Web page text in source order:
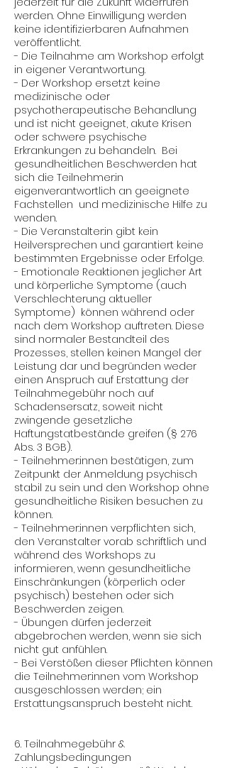
werden. Ohne Einwilligung werden
keine identifizierbaren Aufnahmen
veröffentlicht.
- Die Teilnahme am Workshop erfolgt
in eigener Verantwortung.
- Der Workshop ersetzt keine
medizinische oder
psychotherapeutische Behandlung
und ist nicht geeignet, akute Krisen
oder schwere psychische
Erkrankungen zu behandeln. Bei
gesundheitlichen Beschwerden hat
sich die Teilnehmer:in
eigenverantwortlich an geeignete
Fachstellen und medizinische Hilfe zu
wenden.
- Die Veranstalter:in gibt kein
Heilversprechen und garantiert keine
bestimmten Ergebnisse oder Erfolge.
- Emotionale Reaktionen jeglicher Art
und körperliche Symptome (auch
Verschlechterung aktueller
Symptome) können während oder
nach dem Workshop auftreten. Diese
sind normaler Bestandteil des
Prozesses, stellen keinen Mangel der
Leistung dar und begründen weder
einen Anspruch auf Erstattung der
Teilnahmegebühr noch auf
Schadensersatz, soweit nicht
zwingende gesetzliche
Haftungstatbestände greifen (§ 276
Abs. 3 BGB).
- Teilnehmer:innen bestätigen, zum
Zeitpunkt der Anmeldung psychisch
stabil zu sein und den Workshop ohne
gesundheitliche Risiken besuchen zu
können.
- Teilnehmer:innen verpflichten sich,
den Veranstalter vorab schriftlich und
während des Workshops zu
informieren, wenn gesundheitliche
Einschränkungen (körperlich oder
psychisch) bestehen oder sich
Beschwerden zeigen.
- Übungen dürfen jederzeit
abgebrochen werden, wenn sie sich
nicht gut anfühlen.
- Bei Verstößen dieser Pflichten können
die Teilnehmer:innen vom Workshop
ausgeschlossen werden; ein
Erstattungsanspruch besteht nicht.
6. Teilnahmegebühr &
Zahlungsbedingungen